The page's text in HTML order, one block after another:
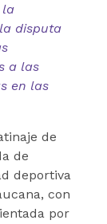
la
disputa
a las
en las
de
de
deportiva
con
por